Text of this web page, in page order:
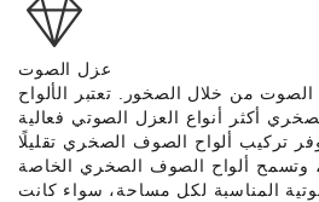
عزل الصوت
من خلال الصخور. تعتبر الألواح
أكثر أنواع العزل الصوتي فعالية
تركيب ألواح الصوف الصخري تقليلًا
وتسمح ألواح الصوف الصخري الخاصة
المناسبة لكل مساحة، سواء كانت